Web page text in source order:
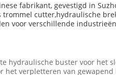
fabrikant, gevestigd in
cutter,hydraulische
voor verschillende
hydraulische buster voor het
het verpletteren van